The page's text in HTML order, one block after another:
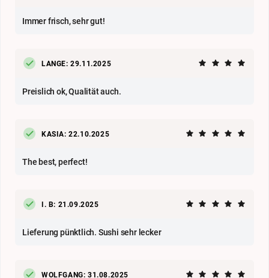
Immer frisch, sehr gut!
LANGE: 29.11.2025
Preislich ok, Qualität auch.
KASIA: 22.10.2025
The best, perfect!
I. B: 21.09.2025
Lieferung pünktlich. Sushi sehr lecker
WOLFGANG: 31.08.2025